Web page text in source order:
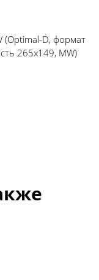
(Optimal-D, формат
265x149, MW)